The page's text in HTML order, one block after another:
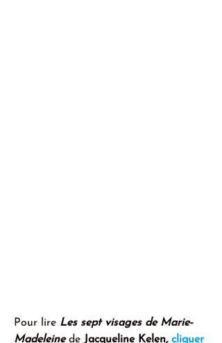
Pour lire Les sept visages de Marie-
Madeleine de Jacqueline Kelen, cliquer